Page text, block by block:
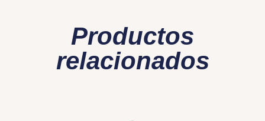
Productos
relacionados